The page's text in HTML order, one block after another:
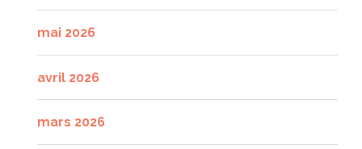
mai 2026
avril 2026
mars 2026